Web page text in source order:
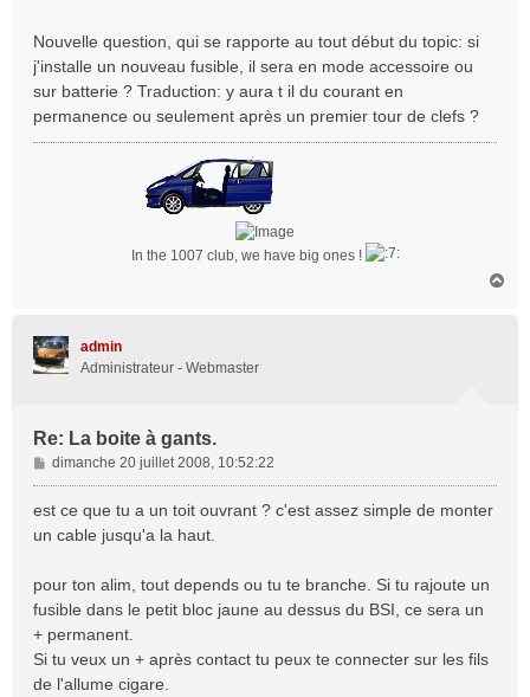
Nouvelle question, qui se rapporte au tout début du topic: si
j'installe un nouveau fusible, il sera en mode accessoire ou
sur batterie ? Traduction: y aura t il du courant en
permanence ou seulement après un premier tour de clefs ?
In the 1007 club, we have big ones !
admin
Administrateur - Webmaster
Re: La boite à gants.
M
e
s
a
e
dimanche 20 juillet 2008, 10:52:22
est ce que tu a un toit ouvrant ? c'est assez simple de monter
un cable jusqu'a la haut.
pour ton alim, tout depends ou tu te branche. Si tu rajoute un
fusible dans le petit bloc jaune au dessus du BSI, ce sera un
+ permanent.
Si tu veux un + après contact tu peux te connecter sur les fils
de l'allume cigare.